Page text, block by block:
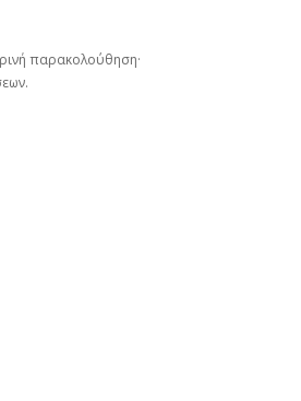
παρακολούθηση·